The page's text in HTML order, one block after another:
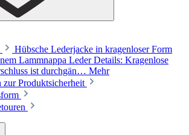
Hübsche Lederjacke in kragenloser Form
Lammnappa Leder Details: Kragenlose
ist durchgän… Mehr
zur Produktsicherheit